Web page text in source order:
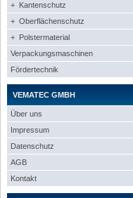
+ Kantenschutz
+ Oberflächenschutz
+ Polstermaterial
Verpackungsmaschinen
Fördertechnik
VEMATEC GMBH
Über uns
Impressum
Datenschutz
AGB
Kontakt